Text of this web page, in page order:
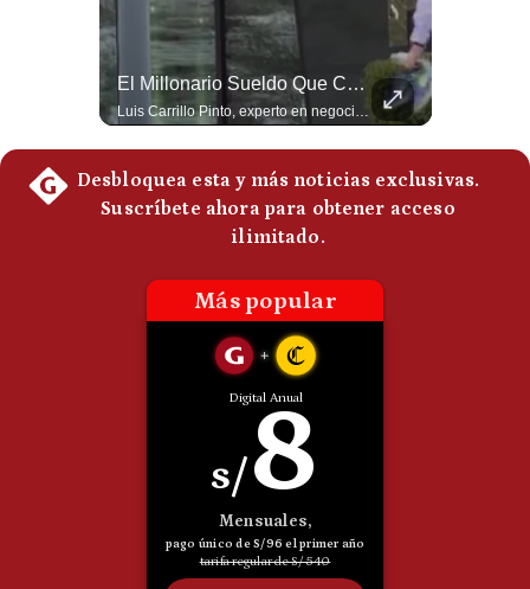
Preguntas
Frecuentes
El Millonario Sueldo Que Casi Cobra Infantino Por La Nueva Empresa De La FIFA | #EnClaveEconómica